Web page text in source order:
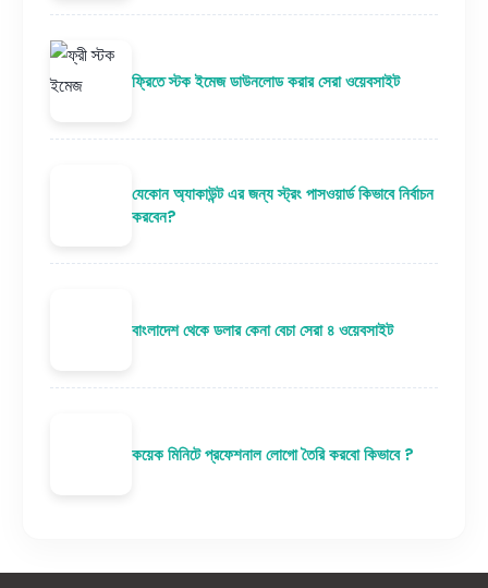
ফ্রিতে স্টক ইমেজ ডাউনলোড করার সেরা ওয়েবসাইট
যেকোন অ্যাকাউন্ট এর জন্য স্ট্রং পাসওয়ার্ড কিভাবে নির্বাচন
করবেন?
বাংলাদেশ থেকে ডলার কেনা বেচা সেরা ৪ ওয়েবসাইট
কয়েক মিনিটে প্রফেশনাল লোগো তৈরি করবো কিভাবে ?